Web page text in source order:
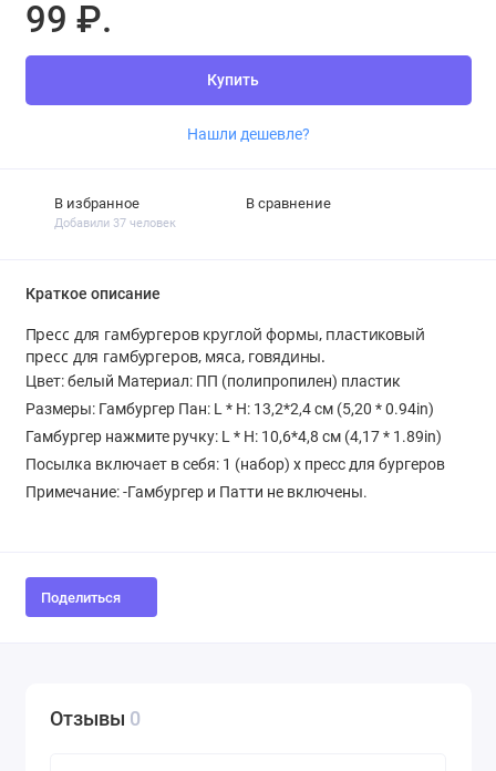
99 ₽.
Купить
Нашли дешевле?
В избранное
Добавили 37 человек
В сравнение
Краткое описание
Пресс для гамбургеров круглой формы, пластиковый
пресс для гамбургеров, мяса, говядины.
Цвет: белый Материал: ПП (полипропилен) пластик
Размеры: Гамбургер Пан: L * H: 13,2*2,4 см (5,20 * 0.94in)
Гамбургер нажмите ручку: L * H: 10,6*4,8 см (4,17 * 1.89in)
Посылка включает в себя: 1 (набор) х пресс для бургеров
Примечание: -Гамбургер и Патти не включены.
Поделиться
Отзывы 0